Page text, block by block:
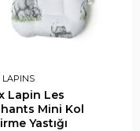
LAPINS
Lapin Les
Mini Kol
Yastığı